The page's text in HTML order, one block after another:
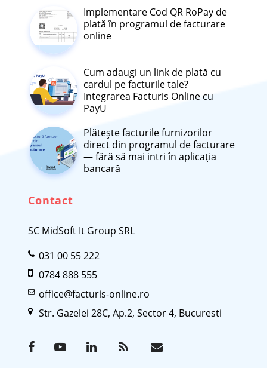
Implementare Cod QR RoPay de
plată în programul de facturare
online
Cum adaugi un link de plată cu
cardul pe facturile tale?
Integrarea Facturis Online cu
PayU
Plătește facturile furnizorilor
direct din programul de facturare
— fără să mai intri în aplicația
bancară
Contact
SC MidSoft It Group SRL
031 00 55 222
0784 888 555
office@facturis-online.ro
Str. Gazelei 28C, Ap.2, Sector 4, Bucuresti